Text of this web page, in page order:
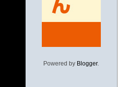
Powered by Blogger.